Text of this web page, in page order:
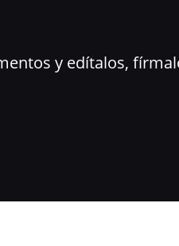
y edítalos,